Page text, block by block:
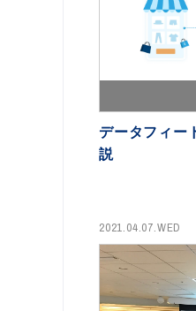
データフィー
説
2021.04.07.WED